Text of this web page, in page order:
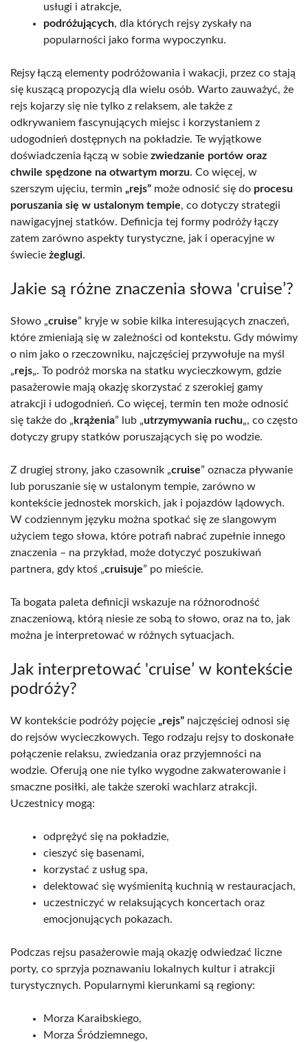
usługi i atrakcje,
podróżujących, dla których rejsy zyskały na
popularności jako forma wypoczynku.
Rejsy łączą elementy podróżowania i wakacji, przez co stają
się kuszącą propozycją dla wielu osób. Warto zauważyć, że
rejs kojarzy się nie tylko z relaksem, ale także z
odkrywaniem fascynujących miejsc i korzystaniem z
udogodnień dostępnych na pokładzie. Te wyjątkowe
doświadczenia łączą w sobie zwiedzanie portów oraz
chwile spędzone na otwartym morzu. Co więcej, w
szerszym ujęciu, termin „rejs” może odnosić się do procesu
poruszania się w ustalonym tempie, co dotyczy strategii
nawigacyjnej statków. Definicja tej formy podróży łączy
zatem zarówno aspekty turystyczne, jak i operacyjne w
świecie żeglugi.
Jakie są różne znaczenia słowa 'cruise’?
Słowo „cruise” kryje w sobie kilka interesujących znaczeń,
które zmieniają się w zależności od kontekstu. Gdy mówimy
o nim jako o rzeczowniku, najczęściej przywołuje na myśl
„rejs„. To podróż morska na statku wycieczkowym, gdzie
pasażerowie mają okazję skorzystać z szerokiej gamy
atrakcji i udogodnień. Co więcej, termin ten może odnosić
się także do „ krążenia” lub „utrzymywania ruchu„, co często
dotyczy grupy statków poruszających się po wodzie.
Z drugiej strony, jako czasownik „cruise” oznacza pływanie
lub poruszanie się w ustalonym tempie, zarówno w
kontekście jednostek morskich, jak i pojazdów lądowych.
W codziennym języku można spotkać się ze slangowym
użyciem tego słowa, które potrafi nabrać zupełnie innego
znaczenia – na przykład, może dotyczyć poszukiwań
partnera, gdy ktoś „cruisuje” po mieście.
Ta bogata paleta definicji wskazuje na różnorodność
znaczeniową, którą niesie ze sobą to słowo, oraz na to, jak
można je interpretować w różnych sytuacjach.
Jak interpretować 'cruise’ w kontekście
podróży?
W kontekście podróży pojęcie „rejs” najczęściej odnosi się
do rejsów wycieczkowych. Tego rodzaju rejsy to doskonałe
połączenie relaksu, zwiedzania oraz przyjemności na
wodzie. Oferują one nie tylko wygodne zakwaterowanie i
smaczne posiłki, ale także szeroki wachlarz atrakcji.
Uczestnicy mogą:
odprężyć się na pokładzie,
cieszyć się basenami,
korzystać z usług spa,
delektować się wyśmienitą kuchnią w restauracjach,
uczestniczyć w relaksujących koncertach oraz
emocjonujących pokazach.
Podczas rejsu pasażerowie mają okazję odwiedzać liczne
porty, co sprzyja poznawaniu lokalnych kultur i atrakcji
turystycznych. Popularnymi kierunkami są regiony:
Morza Karaibskiego,
Morza Śródziemnego,